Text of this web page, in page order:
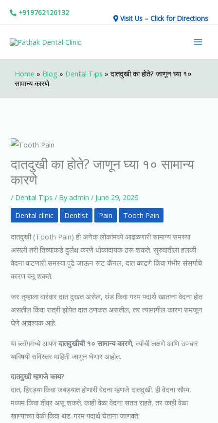
+919762126132
Visit Us – Click for Directions
Home » Blog » Dental Tips »दातदुखी का होते? जाणून घ्या १०
सामान्य कारणे
दातदुखी का होते? जाणून घ्या १० सामान्य
कारणे
/ Dental Tips / Byadmin/ June 29, 2026
Dental clinic
Dentist Pain Tooth Pain
दातदुखी (Tooth Pain) ही अनेक लोकांमध्ये आढळणारी सामान्य समस्या
असली तरी तिच्याकडे दुर्लक्ष करणे धोकादायक ठरू शकते. सुरुवातीला हलकी
वेदना वाटणारी समस्या पुढे जाऊन रूट कॅनल, दात काढणे किंवा गंभीर संसर्गाचे
कारण बनू शकते.
जर तुम्हाला वारंवार दात दुखत असेल, थंड किंवा गरम पदार्थ खाताना वेदना होत
असतील किंवा रात्री झोपेत दात ठणकत असतील, तर त्यामागील कारण समजून
घेणे आवश्यक आहे.
या ब्लॉगमध्ये आपणदातदुखीची १० सामान्य कारणे, त्यांची लक्षणे आणि उपचार
याविषयी सविस्तर माहिती जाणून घेणार आहोत.
दातदुखी म्हणजे काय?
दात, हिरड्या किंवा जबड्यात होणारी वेदना म्हणजे दातदुखी. ही वेदना सौम्य,
मध्यम किंवा तीव्र असू शकते. काही वेळा वेदना सतत राहते, तर काही वेळा
खाण्याच्या वेळी किंवा थंड-गरम पदार्थ घेताना जाणवते.